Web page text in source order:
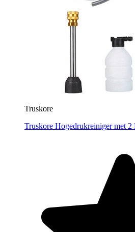
Truskore
Truskore Hogedrukreiniger met 2